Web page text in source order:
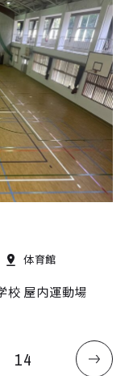
体育館
校 屋内運動場
14